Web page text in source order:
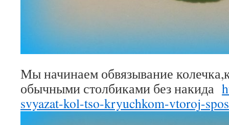
Мы начинаем обвязывание
обычными столбиками без накида
svyazat-kol-tso-kryuchkom-vtoroj-